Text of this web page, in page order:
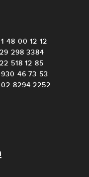
48 00 12 12
298 3384
518 12 85
930 46 73 53
02 8294 2252